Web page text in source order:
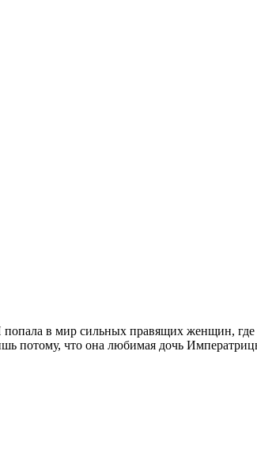
в мир сильных правящих женщин,
потому, что она любимая дочь